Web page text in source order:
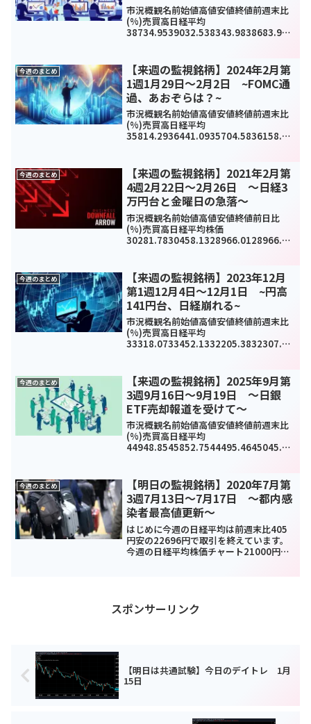
市況概観名前始値高値安値終値前週末比
(%)売買高日経平均
38734.9539032.538343.9838683.931
今週のまとめ
【来週の監視銘柄】2024年2月第
1週1月29日～2月2日 ~FOMC通
過、あおぞらは？~
市況概観名前始値高値安値終値前週末比
(%)売買高日経平均
35814.2936441.0935704.5836158.02
今週のまとめ
【来週の監視銘柄】2021年2月第
4週2月22日～2月26日 ～日経3
万円台と金曜日の急落～
市況概観名前始値高値安値終値前日比
(%)売買高日経平均株価
30281.7830458.1328966.0128966.01
47.351952.861864.491864.49-...
今週のまとめ
【来週の監視銘柄】2023年12月
第1週12月4日～12月1日 ~円高
141円台、日経崩れる~
市況概観名前始値高値安値終値前週末比
(%)売買高日経平均
33318.0733452.1332205.3832307.86
32389.362316.952324.47-58.0...
今週のまとめ
【来週の監視銘柄】2025年9月第
3週9月16日～9月19日 ～日銀
ETF売却報道を受けて～
市況概観名前始値高値安値終値前週末比
(%)売買高日経平均
44948.8545852.7544495.4645045.81
今週のまとめ
【明日の監視銘柄】2020年7月第
3週7月13日～7月17日 ～都内感
染者最高値更新～
はじめに今週の日経平均は前週末比405
円安の22696円で取引を終えています。
今週の日経平均株価チャート21000円か
スポンサーリンク
【明日は共通試験】今日のデイトレ 1月
15日